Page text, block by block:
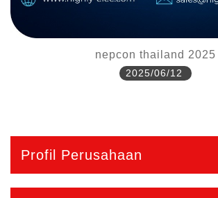
nepcon thailand 2025
2025/06/12
Profil Perusahaan